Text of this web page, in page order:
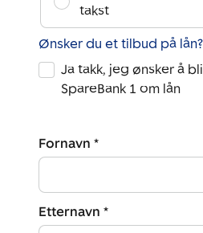
takst
Ønsker du et tilbud på lån?
Ja takk, jeg ønsker å
SpareBank 1 om lån
Fornavn *
Etternavn *